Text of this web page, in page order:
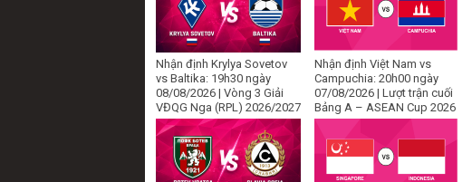
Nhận định Krylya Sovetov
vs Baltika: 19h30 ngày
08/08/2026 | Vòng 3 Giải
VĐQG Nga (RPL) 2026/2027
Nhận định Việt Nam vs
Campuchia: 20h00 ngày
07/08/2026 | Lượt trận cuối
Bảng A – ASEAN Cup 2026